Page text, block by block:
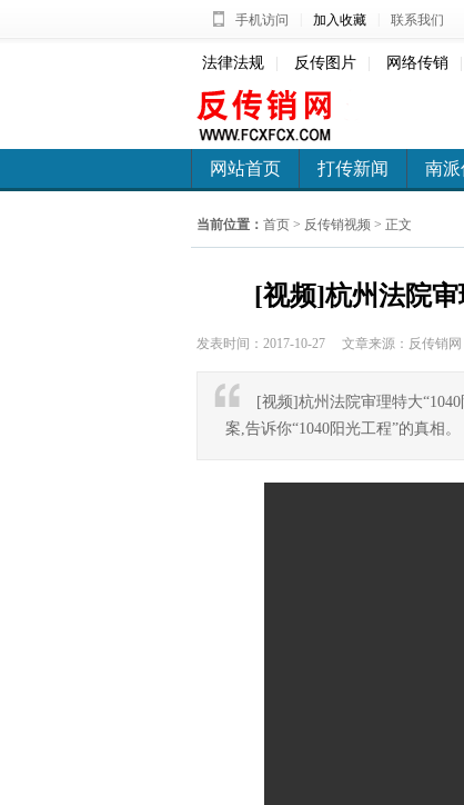
手机访问 加入收藏 联系我们
法律法规 反传图片 网络传销
网站首页 打传新闻 南派
当前位置： 首页 > 反传销视频 > 正文
[视频]杭州法院审
发表时间：2017-10-27 文章来源：反传销网
[视频]杭州法院审理特大
案,告诉你“1040阳光工程”的真相。